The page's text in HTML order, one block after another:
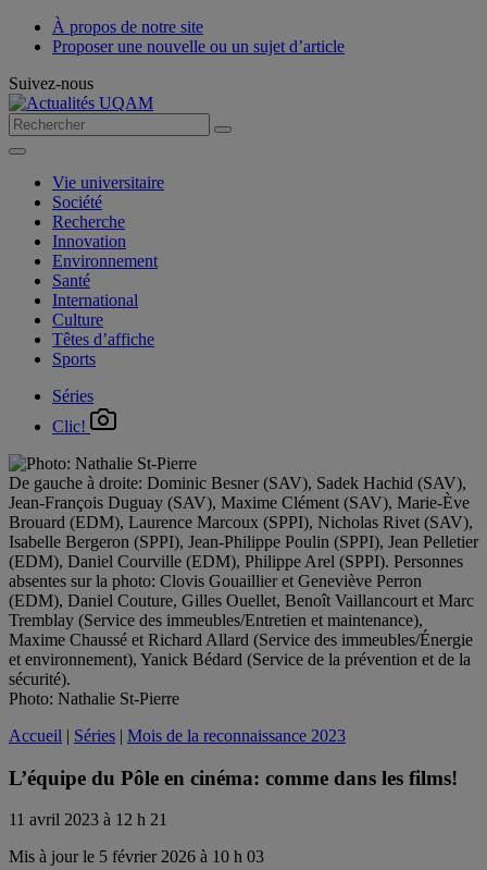
À propos de notre site
Proposer une nouvelle ou un sujet d’article
Suivez-nous
Vie universitaire
Société
Recherche
Innovation
Environnement
Santé
International
Culture
Têtes d’affiche
Sports
Séries
Clic!
De gauche à droite: Dominic Besner (SAV), Sadek Hachid (SAV),
Jean-François Duguay (SAV), Maxime Clément (SAV), Marie-Ève
Brouard (EDM), Laurence Marcoux (SPPI), Nicholas Rivet (SAV),
Isabelle Bergeron (SPPI), Jean-Philippe Poulin (SPPI), Jean Pelletier
(EDM), Daniel Courville (EDM), Philippe Arel (SPPI). Personnes
absentes sur la photo: Clovis Gouaillier et Geneviève Perron
(EDM), Daniel Couture, Gilles Ouellet, Benoît Vaillancourt et Marc
Tremblay (Service des immeubles/Entretien et maintenance),
Maxime Chaussé et Richard Allard (Service des immeubles/Énergie
et environnement), Yanick Bédard (Service de la prévention et de la
sécurité).
Photo: Nathalie St-Pierre
Accueil | Séries | Mois de la reconnaissance 2023
L’équipe du Pôle en cinéma: comme dans les films!
11 avril 2023 à 12 h 21
Mis à jour le 5 février 2026 à 10 h 03